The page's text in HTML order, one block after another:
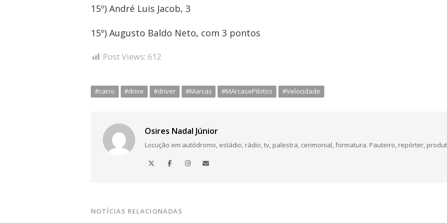
15º) André Luis Jacob, 3
15º) Augusto Baldo Neto, com 3 pontos
Post Views: 612
#carro #drive #driver #Marcas #MArcasePilotos #Velocidade
Osires Nadal Júnior
Locução em autódromo, estádio, rádio, tv, palestra, cerimonial, formatura. Pauteiro, repórter,
NOTÍCIAS RELACIONADAS